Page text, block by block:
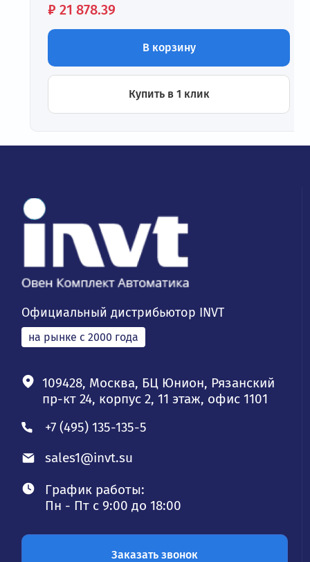
Цена:
₽ 21 878.39
В корзину
Купить в 1 клик
Официальный дистрибьютор INVT
на рынке с 2000 года
109428, Москва, БЦ Юнион, Рязанский
пр-кт 24, корпус 2, 11 этаж, офис 1101
+7 (495) 135-135-5
sales1@invt.su
График работы:
Пн - Пт с 9:00 до 18:00
Заказать звонок